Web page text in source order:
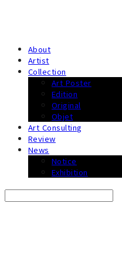
About
Artist
Collection
Art Poster
Edition
Original
Objet
Art Consulting
Review
News
Notice
Exhibition